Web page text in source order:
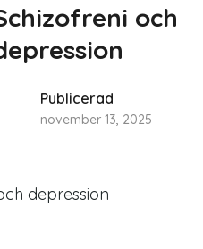
och
Publicerad
november 13, 2025